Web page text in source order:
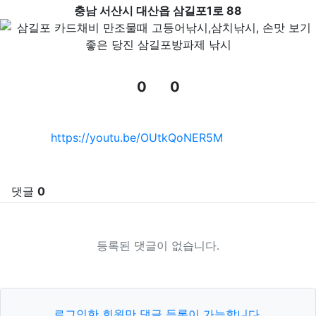
충남 서산시 대산읍 삼길포1로 88
0
0
관련자료https://youtu.be/OUtkQoNER5M
댓글 0
등록된 댓글이 없습니다.